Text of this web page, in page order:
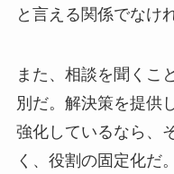
と言える関係でなけ
また、相談を聞くこ
別だ。解決策を提供
強化しているなら、
く、役割の固定化だ。